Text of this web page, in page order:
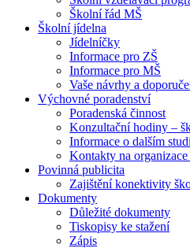
Školní řád MŠ
Školní jídelna
Jídelníčky
Informace pro ZŠ
Informace pro MŠ
Vaše návrhy a
Výchovné poradenství
Poradenská činnost
Konzultační hodiny –
Informace o dalším
Kontakty na
Povinná publicita
Zajištění konektivity
Dokumenty
Důležité dokumenty
Tiskopisy ke stažení
Zápis